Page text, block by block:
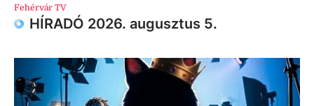
Fehérvár TV
HÍRADÓ 2026. augusztus 5.